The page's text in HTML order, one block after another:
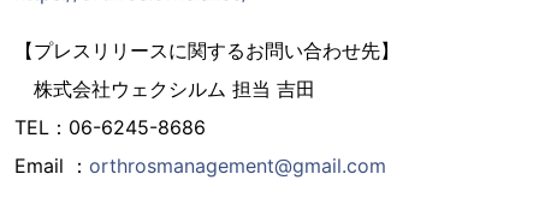
【プレスリリースに関するお問い合わせ先】
株式会社ウェクシルム 担当 吉田
TEL：06-6245-8686
Email ： orthrosmanagement@gmail.com